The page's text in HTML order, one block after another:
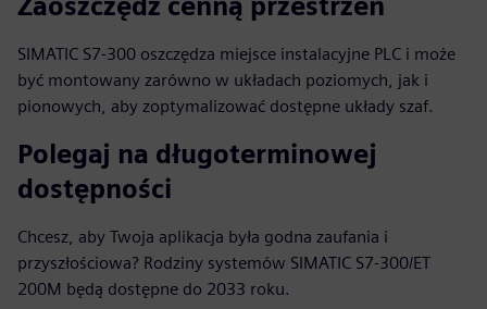
SIMATIC S7-300 oszczędza miejsce instalacyjne PLC i może
być montowany zarówno w układach poziomych, jak i
pionowych, aby zoptymalizować dostępne układy szaf.
Polegaj na długoterminowej
dostępności
Chcesz, aby Twoja aplikacja była godna zaufania i
przyszłościowa? Rodziny systemów SIMATIC S7-300/ET
200M będą dostępne do 2033 roku.